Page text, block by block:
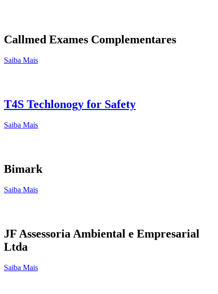
Callmed Exames Complementares
Saiba Mais
T4S Techlonogy for Safety
Saiba Mais
Bimark
Saiba Mais
JF Assessoria Ambiental e Empresarial
Ltda
Saiba Mais